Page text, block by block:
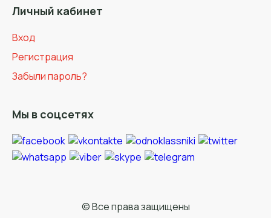
Личный кабинет
Вход
Регистрация
Забыли пароль?
Мы в соцсетях
© Все права защищены